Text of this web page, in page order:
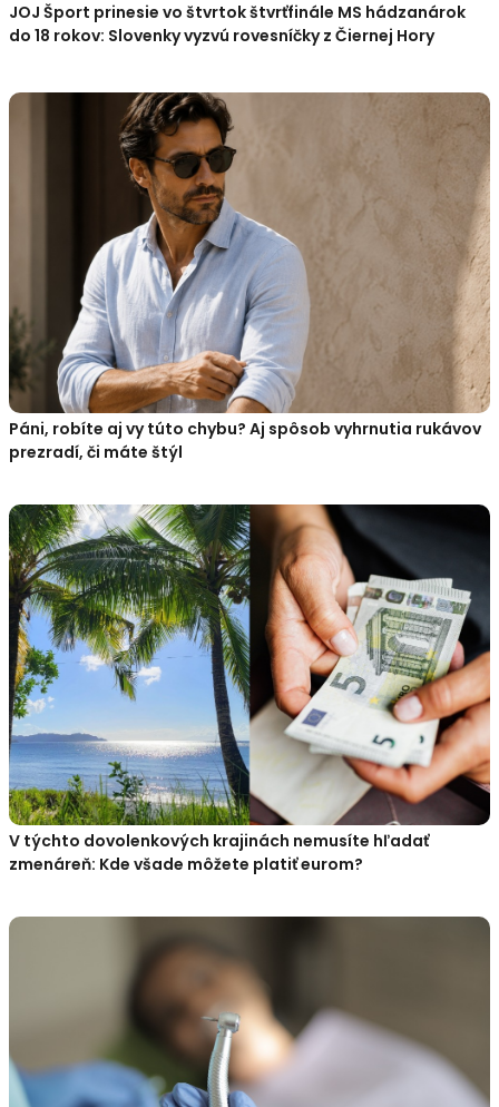
JOJ Šport prinesie vo štvrtok štvrťfinále MS hádzanárok
do 18 rokov: Slovenky vyzvú rovesníčky z Čiernej Hory
Páni, robíte aj vy túto chybu? Aj spôsob vyhrnutia rukávov
prezradí, či máte štýl
V týchto dovolenkových krajinách nemusíte hľadať
zmenáreň: Kde všade môžete platiť eurom?